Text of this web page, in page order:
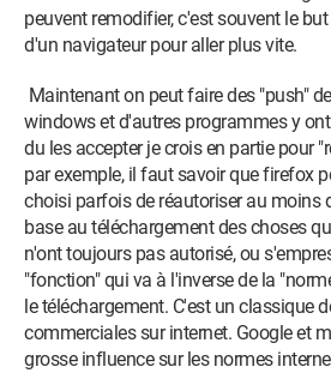
peuvent remodifier, c'est souvent le
d'un navigateur pour aller plus vite.
Maintenant on peut faire des "push"
windows et d'autres programmes y
du les accepter je crois en partie pour
par exemple, il faut savoir que firefox
choisi parfois de réautoriser au moins
base au téléchargement des choses
n'ont toujours pas autorisé, ou
"fonction" qui va à l'inverse de la
le téléchargement. C'est un classique
commerciales sur internet. Google et
grosse influence sur les normes